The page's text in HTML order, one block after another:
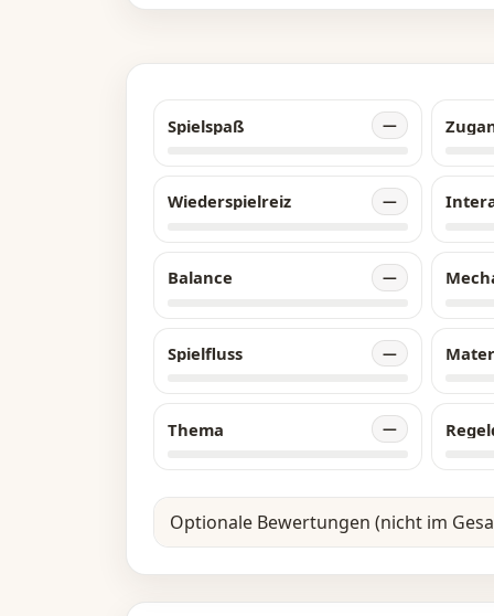
Spielspaß —
Wiederspielreiz —
Balance —
Spielfluss —
Thema —
Optionale Bewertungen (nicht im